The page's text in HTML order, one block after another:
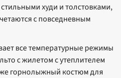
худи и толстовками,
с повседневным
все температурные режимы
с жилетом с утеплителем
горнолыжный костюм для